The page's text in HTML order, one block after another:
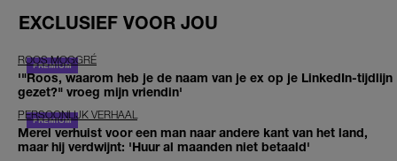
EXCLUSIEF VOOR JOU
ROOS MOGGRÉ
'"Roos, waarom heb je de naam van je ex op je LinkedIn-tijdlijn
gezet?" vroeg mijn vriendin'
PERSOONLIJK VERHAAL
Merel verhuist voor een man naar andere kant van het land,
maar hij verdwijnt: 'Huur al maanden niet betaald'